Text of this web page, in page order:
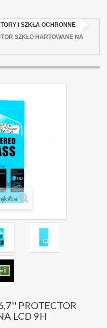
I SZKŁA OCHRONNE
SZKŁO HARTOWANE NA
PROTECTOR
LCD 9H